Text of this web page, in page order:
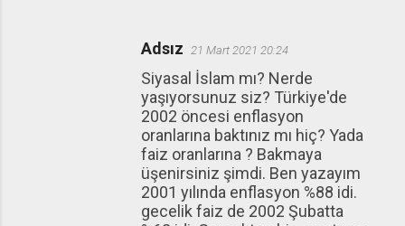
Adsız 21 Mart 2021 20:24
Siyasal İslam mı? Nerde
yaşıyorsunuz siz? Türkiye'de
2002 öncesi enflasyon
oranlarına baktınız mı hiç? Yada
faiz oranlarına ? Bakmaya
üşenirsiniz şimdi. Ben yazayım
2001 yılında enflasyon %88 idi.
gecelik faiz de 2002 Şubatta